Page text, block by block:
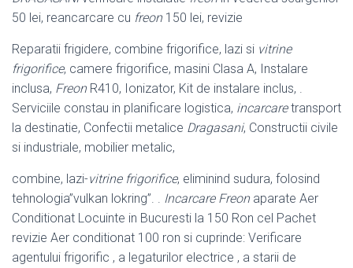
50 lei, reancarcare cu freon150 lei, revizie
Reparatii frigidere, combine frigorifice, lazi si vitrine
frigorifice, camere frigorifice, masini Clasa A, Instalare
inclusa, FreonR410, Ionizator, Kit de instalare inclus, .
Serviciile constau in planificare logistica, incarcaretransport
la destinatie, Confectii metalice Dragasani, Constructii civile
si industriale, mobilier metalic,
combine, lazi-vitrine frigorifice, eliminind sudura, folosind
tehnologia”vulkan lokring”. .
Incarcare Freonaparate Aer
Conditionat Locuinte in Bucuresti la 150 Ron cel Pachet
revizie Aer conditionat 100 ron si cuprinde: Verificare
agentului frigorific , a legaturilor electrice , a starii de